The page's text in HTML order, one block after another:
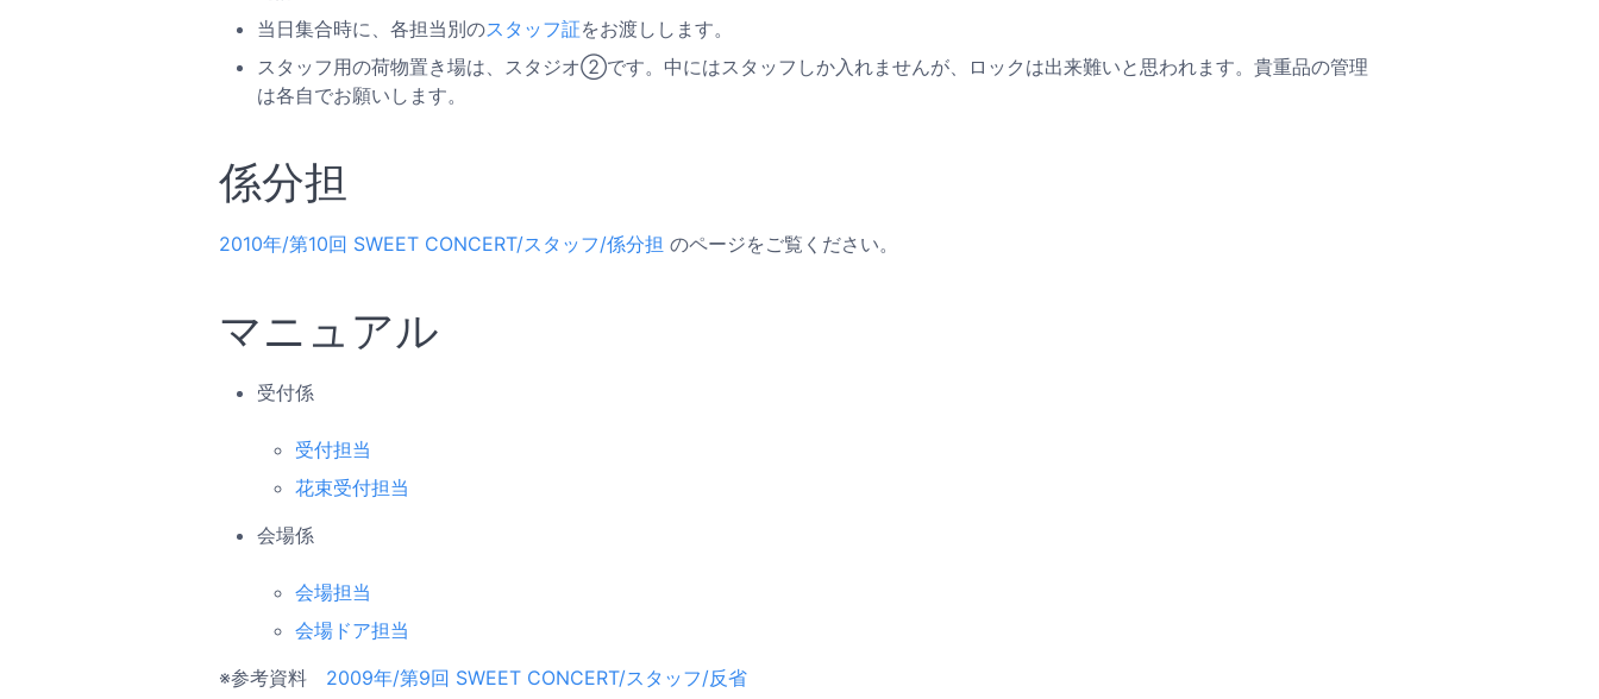
当日集合時に、各担当別のスタッフ証をお渡しします。
スタッフ用の荷物置き場は、スタジオ②です。中にはスタッフしか入れませんが、ロックは出来難いと思われます。貴重品の管理
は各自でお願いします。
係分担
2010年/第10回 SWEET CONCERT/スタッフ/係分担 のページをご覧ください。
マニュアル
受付係
受付担当
花束受付担当
会場係
会場担当
会場ドア担当
※参考資料 2009年/第9回 SWEET CONCERT/スタッフ/反省